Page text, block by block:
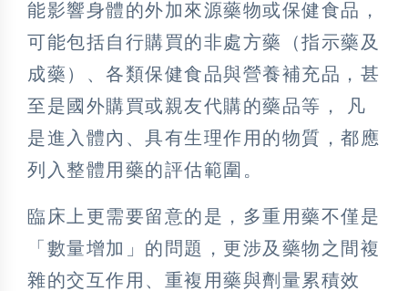
能影響身體的外加來源藥物或保健食品，
可能包括自行購買的非處方藥（指示藥及
成藥）、各類保健食品與營養補充品，甚
至是國外購買或親友代購的藥品等， 凡
是進入體內、具有生理作用的物質，都應
列入整體用藥的評估範圍。
臨床上更需要留意的是，多重用藥不僅是
「數量增加」的問題，更涉及藥物之間複
雜的交互作用、重複用藥與劑量累積效